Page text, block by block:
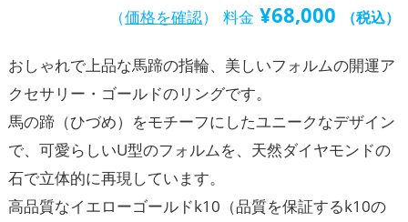
（価格を確認） 料金 ¥68,000 （税込）
おしゃれで上品な馬蹄の指輪、美しいフォルムの開運ア
クセサリー・ゴールドのリングです。
馬の蹄（ひづめ）をモチーフにしたユニークなデザイン
で、可愛らしいU型のフォルムを、天然ダイヤモンドの
石で立体的に再現しています。
高品質なイエローゴールドk10（品質を保証するk10の